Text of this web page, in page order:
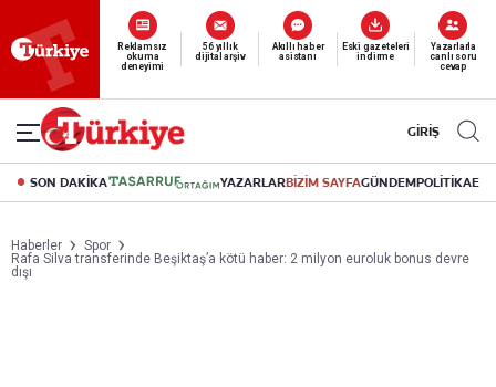
Yeni nesil dijital
abonelik 19 TL’den başlayan fiyatlarla.
GİRİŞ
SON DAKİKA YAZARLARBİZİM SAYFAGÜNDEMPOLİTİKA
Haberler
Spor
Rafa Silva transferinde Beşiktaş’a kötü haber: 2 milyon euroluk bonus devre
dışı